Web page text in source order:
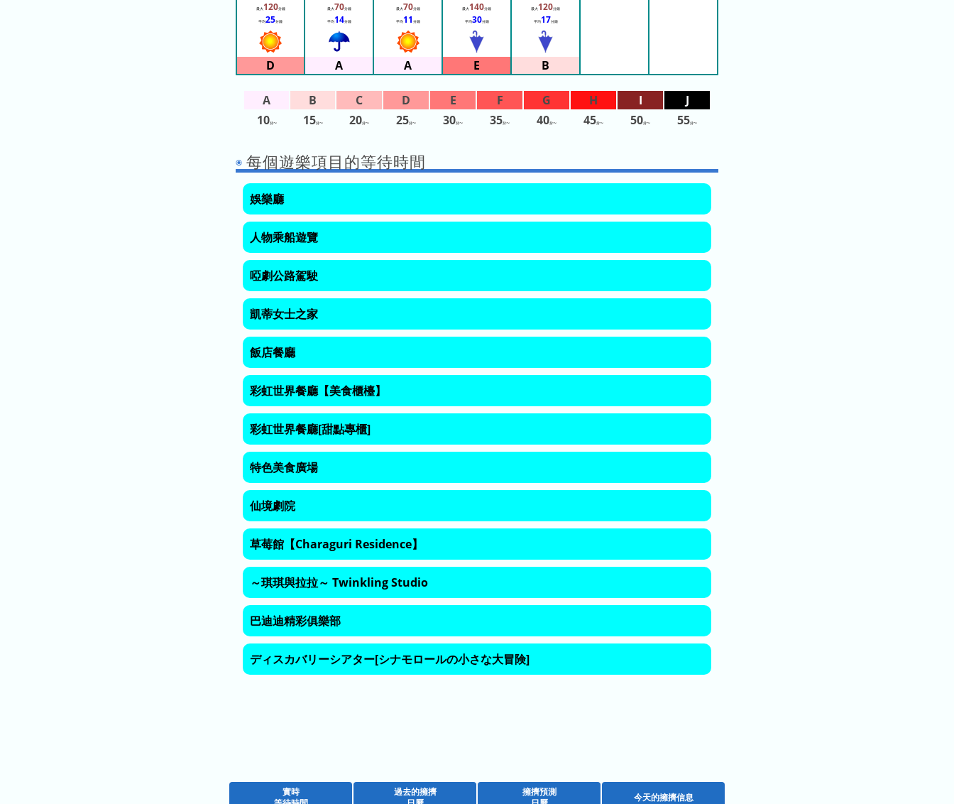
最大120分鐘
平均25分鐘
最大70分鐘
平均14分鐘
最大70分鐘
平均11 分鐘
最大140分鐘
平均30分鐘
最大120分鐘
平均17分鐘
10分〜 15分〜 20分〜 25分〜 30分〜 35分〜 40分〜 45分〜 50分〜 55分〜
每個遊樂項目的等待時間
娛樂廳
人物乘船遊覽
啞劇公路駕駛
凱蒂女士之家
飯店餐廳
彩虹世界餐廳【美食櫃檯】
彩虹世界餐廳[甜點專櫃]
特色美食廣場
仙境劇院
草莓館【Charaguri Residence】
～琪琪與拉拉～ Twinkling Studio
巴迪迪精彩俱樂部
ディスカバリーシアター[シナモロールの小さな大冒険]
實時
過去的擁擠
擁擠預測
今天的擁擠信息